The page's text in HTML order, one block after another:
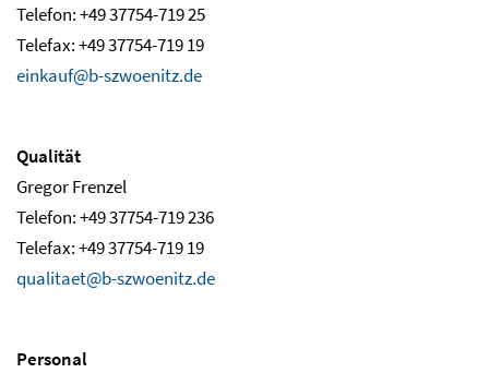
Telefon: +49 37754-719 25
Telefax: +49 37754-719 19
einkauf@b-szwoenitz.de
Qualität
Gregor Frenzel
Telefon: +49 37754-719 236
Telefax: +49 37754-719 19
qualitaet@b-szwoenitz.de
Personal